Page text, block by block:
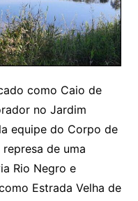
como Caio de
no Jardim
equipe do Corpo de
de uma
Rio Negro e
Estrada Velha de